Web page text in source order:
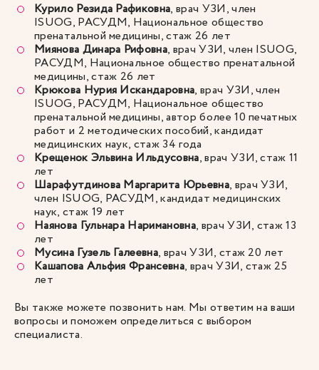
Курило Резида Рафиковна, врач УЗИ, член
ISUOG,РАСУДМ, Национальное общество
пренатальной медицины, стаж 26 лет
Миянова Динара Рифовна, врач УЗИ, член ISUOG,
РАСУДМ, Национальное общество пренатальной
медицины, стаж 26 лет
Крюкова Нурия Искандаровна, врач УЗИ, член
ISUOG, РАСУДМ, Национальное общество
пренатальной медицины, автор более 10 печатных
работ и 2 методических пособий, кандидат
медицинских наук, стаж 34 года
Крещенок Эльвина Ильдусовна, врач УЗИ, стаж 11
лет
Шарафутдинова Маргарита Юрьевна, врач УЗИ,
член ISUOG, РАСУДМ, кандидат медицинских
наук, стаж 19 лет
Наянова Гульнара Наримановна, врач УЗИ, стаж 13
лет
Мусина Гузель Галеевна, врач УЗИ, стаж 20 лет
Кашапова Альфия Франсевна, врач УЗИ, стаж 25
лет
Вы также можете позвонить нам. Мы ответим на ваши
вопросы и поможем определиться с выбором
специалиста.